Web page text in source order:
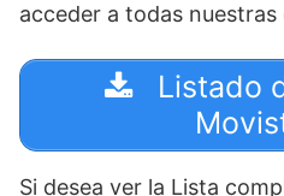
acceder a todas
Listado
Si desea ver la Lista